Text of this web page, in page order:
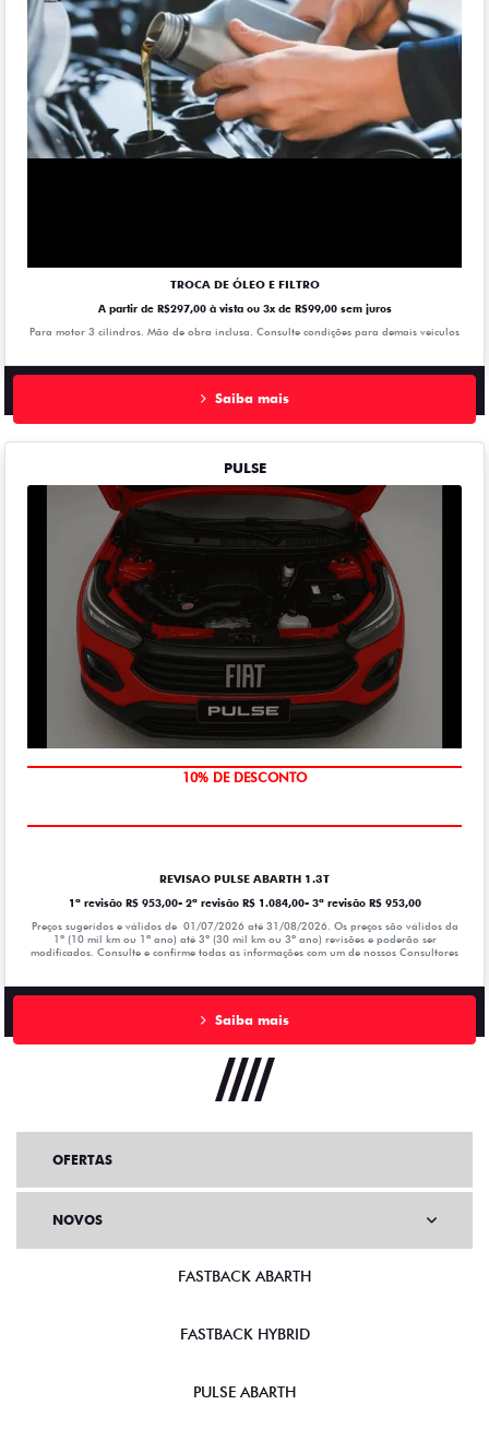
TROCA DE ÓLEO E FILTRO
A partir de R$297,00 à vista ou 3x de R$99,00 sem juros
Para motor 3 cilindros. Mão de obra inclusa. Consulte condições para demais veiculos
Saiba mais
PULSE
REVISAO PULSE ABARTH 1.3T
1ª revisão R$ 953,00- 2ª revisão R$ 1.084,00- 3ª revisão R$ 953,00
Preços sugeridos e válidos de 01/07/2026 até 31/08/2026. Os preços são válidos da
1º (10 mil km ou 1ª ano) até 3º (30 mil km ou 3º ano) revisões e poderão ser
modificados. Consulte e confirme todas as informações com um de nossos Consultores
Saiba mais
OFERTAS
NOVOS
FASTBACK ABARTH
FASTBACK HYBRID
PULSE ABARTH